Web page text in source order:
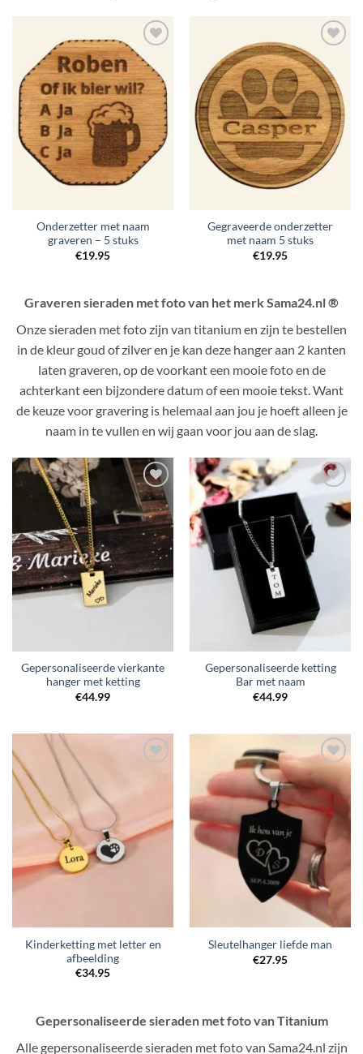
Toevoegen
aan
verlanglijst
Onderzetter met naam
graveren – 5 stuks
€19.95
Toevoegen
aan
verlanglijst
Gegraveerde onderzetter
met naam 5 stuks
€19.95
Graveren sieraden met foto van het merk Sama24.nl ®
Onze sieraden met foto zijn van titanium en zijn te bestellen
in de kleur goud of zilver en je kan deze hanger aan 2 kanten
laten graveren, op de voorkant een mooie foto en de
achterkant een bijzondere datum of een mooie tekst. Want
de keuze voor gravering is helemaal aan jou je hoeft alleen je
naam in te vullen en wij gaan voor jou aan de slag.
Toevoegen
aan
verlanglijst
Gepersonaliseerde vierkante
hanger met ketting
€44.99
Toevoegen
aan
verlanglijst
Gepersonaliseerde ketting
Bar met naam
€44.99
Kinderketting met letter en
afbeelding
€34.95
Toevoegen
aan
verlanglijst
Sleutelhanger liefde man
€27.95
Gepersonaliseerde sieraden met foto van Titanium
Alle gepersonaliseerde sieraden met foto van Sama24.nl zijn